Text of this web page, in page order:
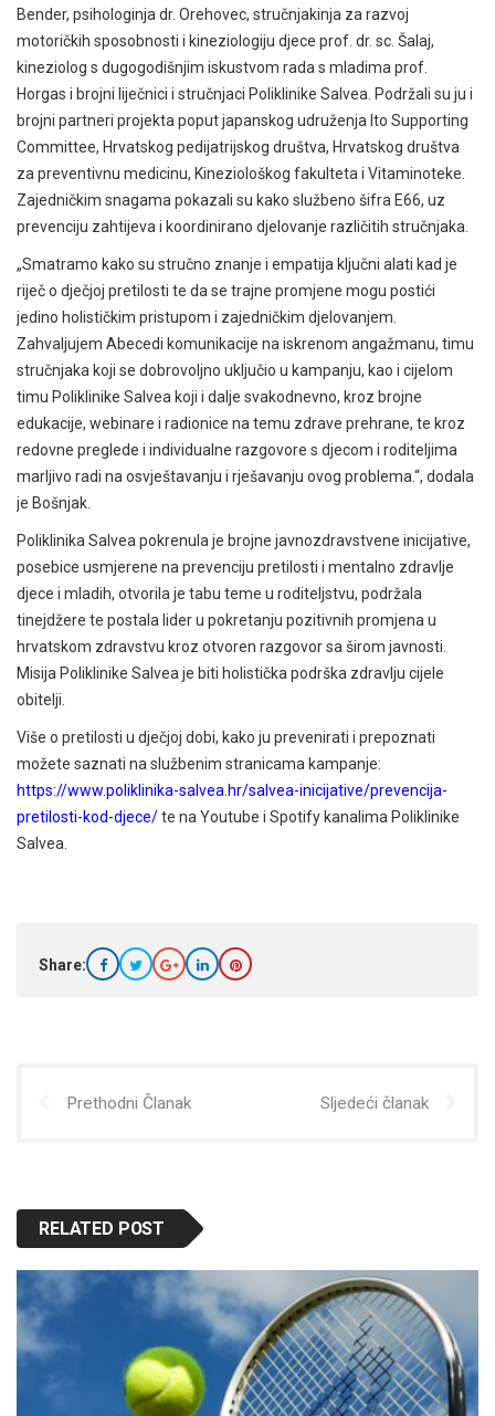
Bender, psihologinja dr. Orehovec, stručnjakinja za razvoj
motoričkih sposobnosti i kineziologiju djece prof. dr. sc. Šalaj,
kineziolog s dugogodišnjim iskustvom rada s mladima prof.
Horgas i brojni liječnici i stručnjaci Poliklinike Salvea. Podržali su ju i
brojni partneri projekta poput japanskog udruženja Ito Supporting
Committee, Hrvatskog pedijatrijskog društva, Hrvatskog društva
za preventivnu medicinu, Kineziološkog fakulteta i Vitaminoteke.
Zajedničkim snagama pokazali su kako službeno šifra E66, uz
prevenciju zahtijeva i koordinirano djelovanje različitih stručnjaka.
„Smatramo kako su stručno znanje i empatija ključni alati kad je
riječ o dječjoj pretilosti te da se trajne promjene mogu postići
jedino holističkim pristupom i zajedničkim djelovanjem.
Zahvaljujem Abecedi komunikacije na iskrenom angažmanu, timu
stručnjaka koji se dobrovoljno uključio u kampanju, kao i cijelom
timu Poliklinike Salvea koji i dalje svakodnevno, kroz brojne
edukacije, webinare i radionice na temu zdrave prehrane, te kroz
redovne preglede i individualne razgovore s djecom i roditeljima
marljivo radi na osvještavanju i rješavanju ovog problema.“, dodala
je Bošnjak.
Poliklinika Salvea pokrenula je brojne javnozdravstvene inicijative,
posebice usmjerene na prevenciju pretilosti i mentalno zdravlje
djece i mladih, otvorila je tabu teme u roditeljstvu, podržala
tinejdžere te postala lider u pokretanju pozitivnih promjena u
hrvatskom zdravstvu kroz otvoren razgovor sa širom javnosti.
Misija Poliklinike Salvea je biti holistička podrška zdravlju cijele
obitelji.
Više o pretilosti u dječjoj dobi, kako ju prevenirati i prepoznati
možete saznati na službenim stranicama kampanje:
https://www.poliklinika-salvea.hr/salvea-inicijative/prevencija-
pretilosti-kod-djece/te na Youtube i Spotify kanalima Poliklinike
Salvea.
Share:
Prethodni Članak Sljedeći članak
RELATED POST